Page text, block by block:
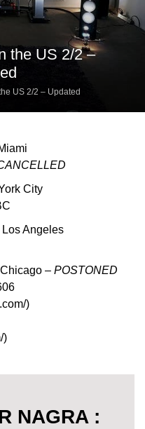
the US 2/2 –
US 2/2 – Updated
City
Angeles
– POSTONED
)
)
NAGRA :